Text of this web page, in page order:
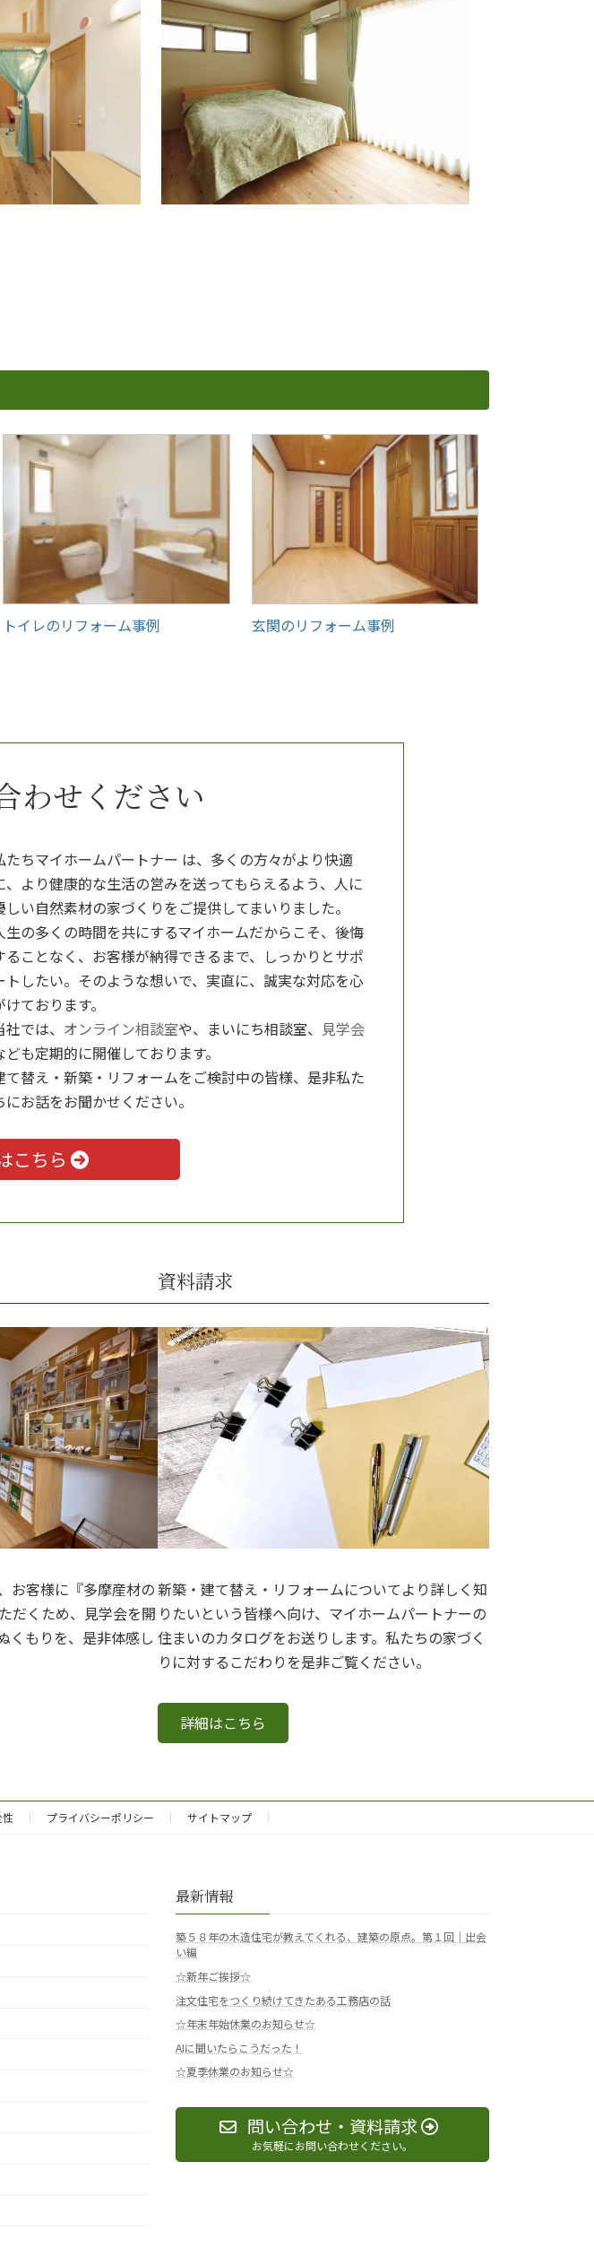
トイレのリフォーム事例 玄関のリフォーム事例
わせください
たちマイホームパートナー は、多くの方々がより快適
、より健康的な生活の営みを送ってもらえるよう、人に
しい自然素材の家づくりをご提供してまいりました。
生の多くの時間を共にするマイホームだからこそ、後悔
ることなく、お客様が納得できるまで、しっかりとサポ
トしたい。そのような想いで、実直に、誠実な対応を心
けております。
社では、 オンライン相談室や、まいにち相談室、 見学会
ども定期的に開催しております。
て替え・新築・リフォームをご検討中の皆様、是非私た
にお話をお聞かせください。
こちら
お客様に『多摩産材の
だくため、見学会を開
くもりを、是非体感し
資料請求
新築・建て替え・リフォームについてより詳しく知
りたいという皆様へ向け、マイホームパートナーの
住まいのカタログをお送りします。私たちの家づく
りに対するこだわりを是非ご覧ください。
詳細はこちら
プライバシーポリシー サイトマップ
最新情報
築５８年の木造住宅が教えてくれる、建築の原点。第１回｜出会
い編
☆新年ご挨拶☆
注文住宅をつくり続けてきたある工務店の話
☆年末年始休業のお知らせ☆
AIに聞いたらこうだった！
☆夏季休業のお知らせ☆
問い合わせ・資料請求
お気軽にお問い合わせください。